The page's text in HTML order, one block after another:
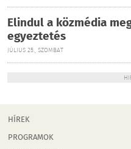
Elindul a közmédia
egyeztetés
JÚLIUS 25., SZOMBAT
HÍREK
PROGRAMOK